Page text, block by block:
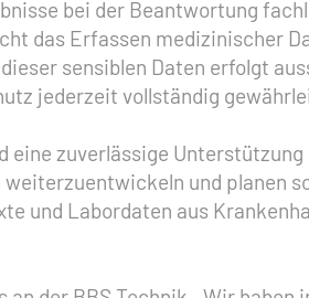
bei der Beantwortung
das Erfassen medizinischer
sensiblen Daten erfolgt
jederzeit vollständig
zuverlässige
und planen
und Labordaten aus